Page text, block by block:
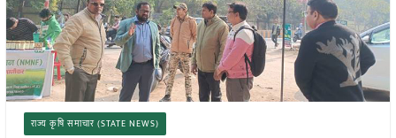
राज्य कृषि समाचार (STATE NEWS)